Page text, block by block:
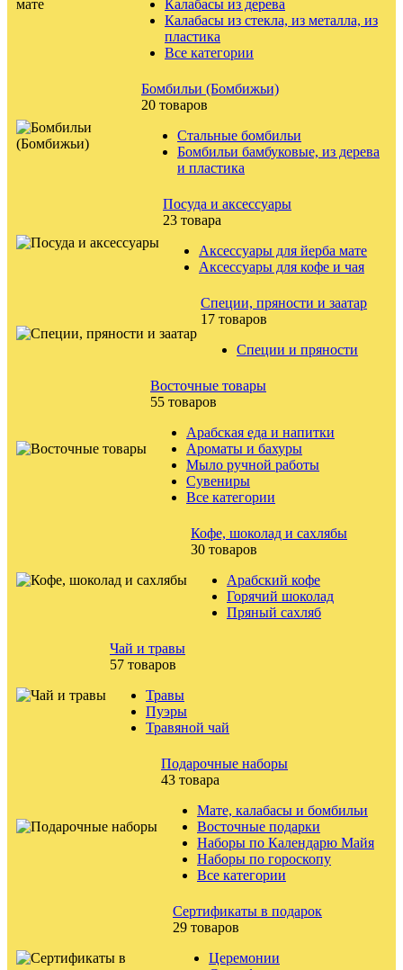
Калабасы из дерева
Калабасы из стекла, из металла, из
пластика
Все категории
Бомбильи (Бомбижьи)
20 товаров
Стальные бомбильи
Бомбильи бамбуковые, из дерева
и пластика
Посуда и аксессуары
23 товара
Аксессуары для йерба мате
Аксессуары для кофе и чая
Специи, пряности и заатар
17 товаров
Специи и пряности
Восточные товары
55 товаров
Арабская еда и напитки
Ароматы и бахуры
Мыло ручной работы
Сувениры
Все категории
Кофе, шоколад и сахлябы
30 товаров
Арабский кофе
Горячий шоколад
Пряный сахляб
Чай и травы
57 товаров
Травы
Пуэры
Травяной чай
Подарочные наборы
43 товара
Мате, калабасы и бомбильи
Восточные подарки
Наборы по Календарю Майя
Наборы по гороскопу
Все категории
Сертификаты в подарок
29 товаров
Церемонии